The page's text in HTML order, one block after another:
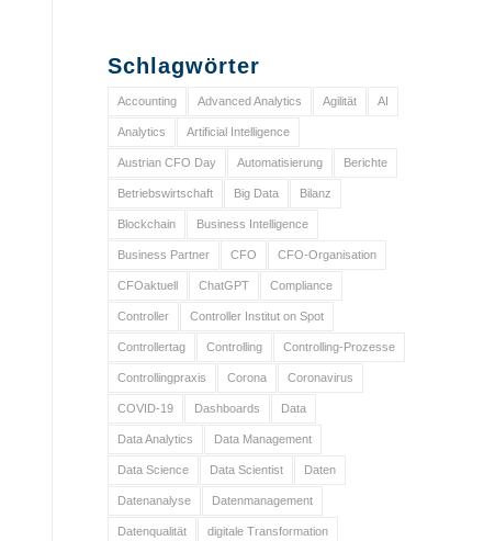
Schlagwörter
Accounting Advanced Analytics Agilität AI
Analytics Artificial Intelligence
Austrian CFO Day Automatisierung Berichte
Betriebswirtschaft Big Data Bilanz
Blockchain Business Intelligence
Business Partner CFO CFO-Organisation
CFOaktuell ChatGPT Compliance
Controller Controller Institut on Spot
Controllertag Controlling Controlling-Prozesse
Controllingpraxis Corona Coronavirus
COVID-19 Dashboards Data
Data Analytics Data Management
Data Science Data Scientist Daten
Datenanalyse Datenmanagement
Datenqualität digitale Transformation